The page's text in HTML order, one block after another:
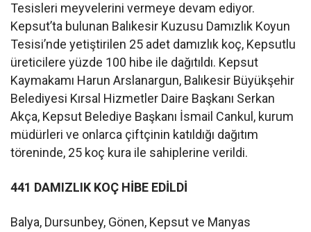
Tesisleri meyvelerini vermeye devam ediyor.
Kepsut’ta bulunan Balıkesir Kuzusu Damızlık Koyun
Tesisi’nde yetiştirilen 25 adet damızlık koç, Kepsutlu
üreticilere yüzde 100 hibe ile dağıtıldı. Kepsut
Kaymakamı Harun Arslanargun, Balıkesir Büyükşehir
Belediyesi Kırsal Hizmetler Daire Başkanı Serkan
Akça, Kepsut Belediye Başkanı İsmail Cankul, kurum
müdürleri ve onlarca çiftçinin katıldığı dağıtım
töreninde, 25 koç kura ile sahiplerine verildi.
441 DAMIZLIK KOÇ HİBE EDİLDİ
Balya, Dursunbey, Gönen, Kepsut ve Manyas